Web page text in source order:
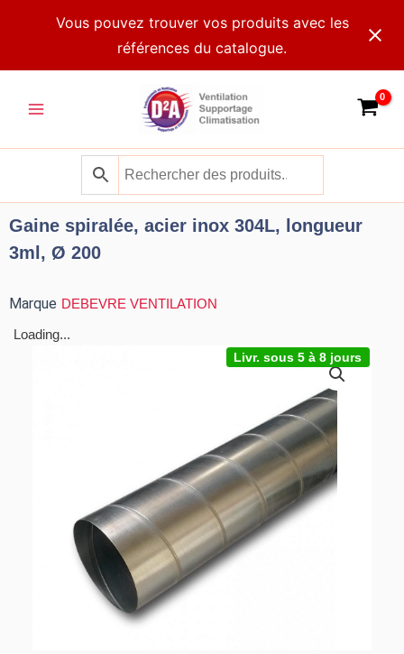
Vous pouvez trouver vos produits avec les
références du catalogue.
Menu
Gaine spiralée, acier inox 304L, longueur
3ml, Ø 200
Marque DEBEVRE VENTILATION
Loading...
Livr. sous 5 à 8 jours